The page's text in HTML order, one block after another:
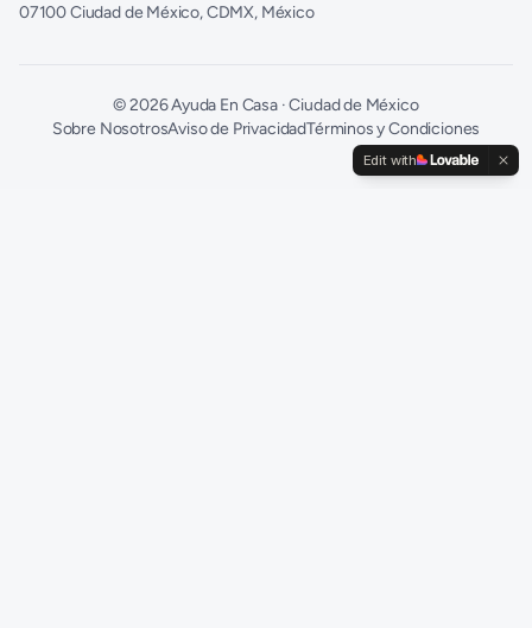
07100 Ciudad de México, CDMX, México
©2026Ayuda En Casa · Ciudad de México
Sobre NosotrosAviso de PrivacidadTérminos y Condiciones
Edit with